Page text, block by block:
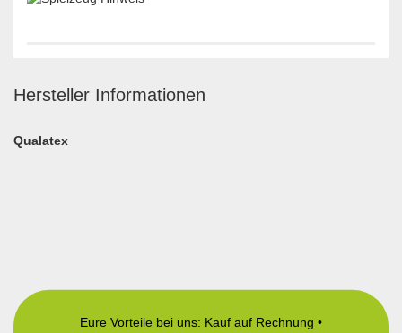
Hersteller Informationen
Qualatex
Eure Vorteile bei uns: Kauf auf Rechnung •